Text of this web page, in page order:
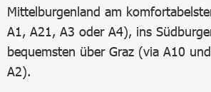
Mittelburgenland am
A1, A21, A3 oder A4), ins
bequemsten über Graz (via A10
A2).